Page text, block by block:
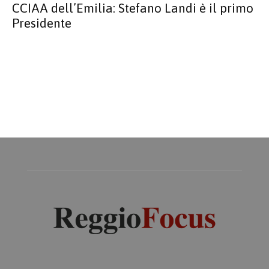
CCIAA dell’Emilia: Stefano Landi è il primo
Presidente